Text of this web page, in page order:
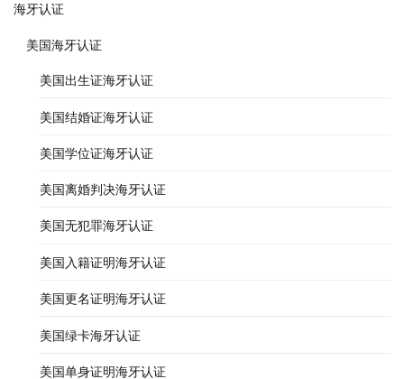
海牙认证
美国海牙认证
美国出生证海牙认证
美国结婚证海牙认证
美国学位证海牙认证
美国离婚判决海牙认证
美国无犯罪海牙认证
美国入籍证明海牙认证
美国更名证明海牙认证
美国绿卡海牙认证
美国单身证明海牙认证